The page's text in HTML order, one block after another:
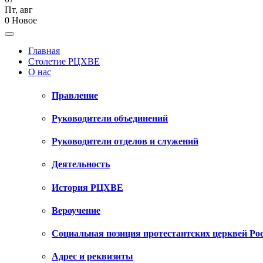
Пт, авг
0 Новое
Главная
Столетие РЦХВЕ
О нас
Правление
Руководители объединений
Руководители отделов и служений
Деятельность
История РЦХВЕ
Вероучение
Социальная позиция протестантских церквей
Адрес и реквизиты